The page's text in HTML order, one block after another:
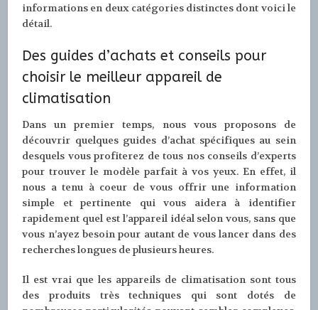
informations en deux catégories distinctes dont voici le
détail.
Des guides d’achats et conseils pour
choisir le meilleur appareil de
climatisation
Dans un premier temps, nous vous proposons de
découvrir quelques guides d’achat spécifiques au sein
desquels vous profiterez de tous nos conseils d’experts
pour trouver le modèle parfait à vos yeux. En effet, il
nous a tenu à coeur de vous offrir une information
simple et pertinente qui vous aidera à identifier
rapidement quel est l’appareil idéal selon vous, sans que
vous n’ayez besoin pour autant de vous lancer dans des
recherches longues de plusieurs heures.
Il est vrai que les appareils de climatisation sont tous
des produits très techniques qui sont dotés de